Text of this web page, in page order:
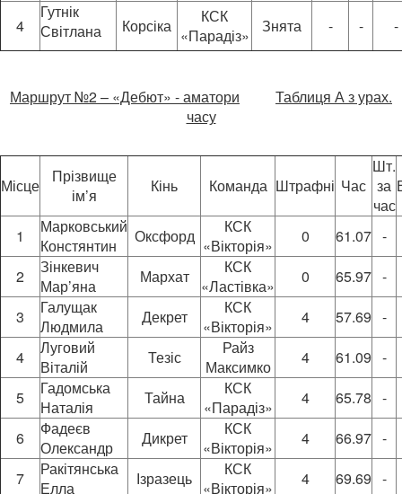
4
Гутнік
Світлана
Корсіка
КСК
«Парадіз»
Знята - - -
Маршрут №2 – «Дебют» - аматори
Таблиця А з урах.
часу
Місце
Прізвище
ім’я
Кінь Команда Штрафні Час
Шт.
за
час
1
Марковський
Констянтин
Оксфорд
КСК
«Вікторія»
0 61.07 -
2
Зінкевич
Мар’яна
Мархат
КСК
«Ластівка»
0 65.97 -
3
Галущак
Людмила
Декрет
КСК
«Вікторія»
4 57.69 -
4
Луговий
Віталій
Тезіс
Райз
Максимко
4 61.09 -
5
Гадомська
Наталія
Тайна
КСК
«Парадіз»
4 65.78 -
6
Фадеєв
Олександр
Дикрет
КСК
«Вікторія»
4 66.97 -
7
Ракітянська
Елла
Ізразець
КСК
«Вікторія»
4 69.69 -